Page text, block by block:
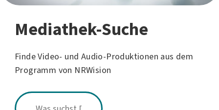
Mediathek-Suche
Finde Video- und Audio-Produktionen aus dem
Programm von NRWision